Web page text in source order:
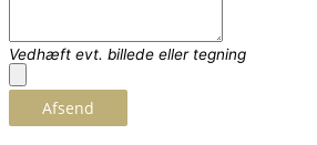
Vedhæft evt. billede eller tegning
Afsend